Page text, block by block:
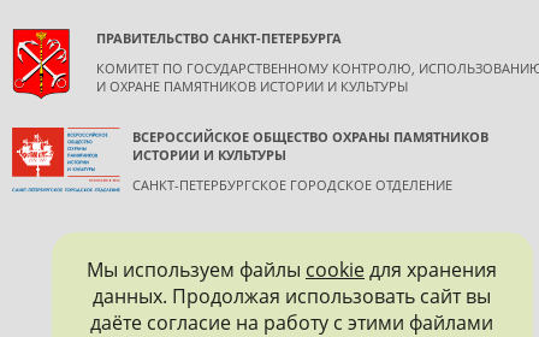
ПРАВИТЕЛЬСТВО САНКТ-ПЕТЕРБУРГА
КОМИТЕТ ПО ГОСУДАРСТВЕННОМУ КОНТРОЛЮ,
И ОХРАНЕ ПАМЯТНИКОВ ИСТОРИИ И КУЛЬТУРЫ
ВСЕРОССИЙСКОЕ ОБЩЕСТВО ОХРАНЫ ПАМЯТНИКОВ
ИСТОРИИ И КУЛЬТУРЫ
САНКТ-ПЕТЕРБУРГСКОЕ ГОРОДСКОЕ ОТДЕЛЕНИЕ
Мы используем файлы cookieдля хранения
данных. Продолжая использовать сайт вы
даёте согласие на работу с этими файлами